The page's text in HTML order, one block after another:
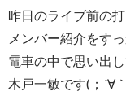
昨日のライブ前の
メンバー紹介をす
電車の中で思い出し
木戸一敏です(；´∀